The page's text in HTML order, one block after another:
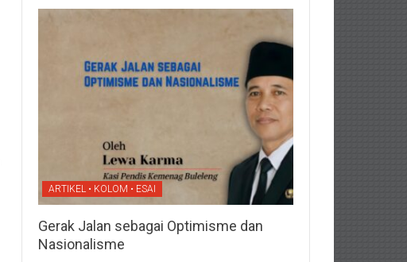
ARTIKEL • KOLOM • ESAI
Gerak Jalan sebagai Optimisme dan
Nasionalisme